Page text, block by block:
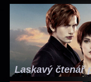
Laskavý čtenář